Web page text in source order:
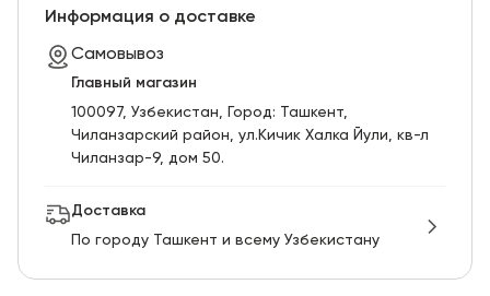
Информация о доставке
Самовывоз
Главный магазин
100097, Узбекистан, Город: Ташкент,
Чиланзарский pайон, ул.Кичик Халка Йули, кв-л
Чиланзар-9, дом 50.
Доставка
По городу Ташкент и всему Узбекистану